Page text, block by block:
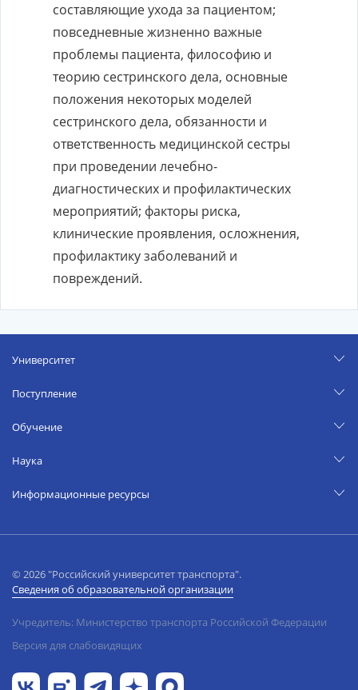
составляющие ухода за пациентом;
повседневные жизненно важные
проблемы пациента, философию и
теорию сестринского дела, основные
положения некоторых моделей
сестринского дела, обязанности и
ответственность медицинской сестры
при проведении лечебно-
диагностических и профилактических
мероприятий; факторы риска,
клинические проявления, осложнения,
профилактику заболеваний и
повреждений.
Университет
Поступление
Обучение
Наука
Информационные ресурсы
© 2026 "Российский университет транспорта".
Сведения об образовательной организации
Учредитель: Министерство транспорта Российской Федерации
Версия для слабовидящих